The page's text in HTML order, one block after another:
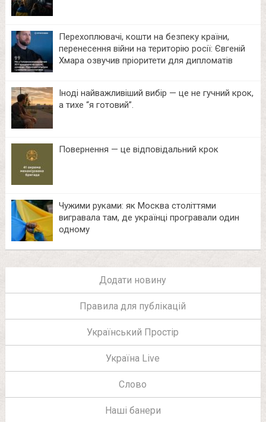
Перехоплювачі, кошти на безпеку країни,
перенесення війни на територію росії: Євгеній
Хмара озвучив пріоритети для дипломатів
Іноді найважливіший вибір — це не гучний крок,
а тихе “я готовий”.
Повернення — це відповідальний крок
Чужими руками: як Москва століттями
вигравала там, де українці програвали один
одному
Додати новину
Правила для публікацій
Український Простір
Україна Live
Слово
Наші банери